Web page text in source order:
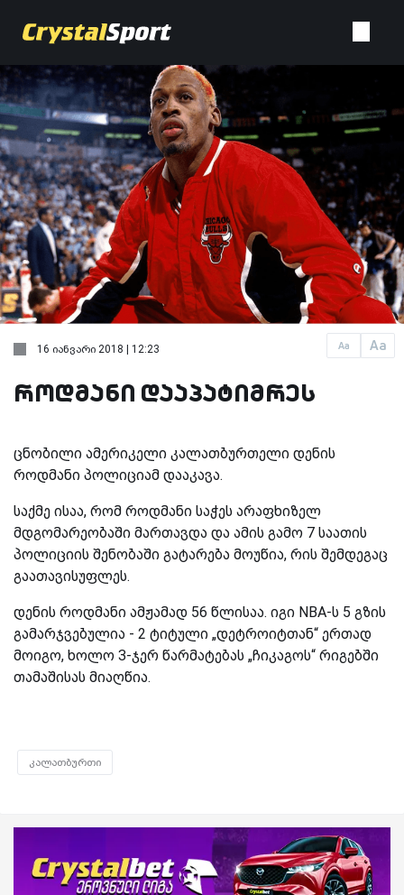
Aa Aa
16 იანვარი 2018 | 12:23
როდმანი დააპატიმრეს
ცნობილი ამერიკელი კალათბურთელი დენის
როდმანი პოლიციამ დააკავა.
საქმე ისაა, რომ როდმანი საჭეს არაფხიზელ
მდგომარეობაში მართავდა და ამის გამო 7 საათის
პოლიციის შენობაში გატარება მოუწია, რის შემდეგაც
გაათავისუფლეს.
დენის როდმანი ამჟამად 56 წლისაა. იგი NBA-ს 5 გზის
გამარჯვებულია - 2 ტიტული „დეტროიტთან“ ერთად
მოიგო, ხოლო 3-ჯერ წარმატებას „ჩიკაგოს“ რიგებში
თამაშისას მიაღწია.
კალათბურთი